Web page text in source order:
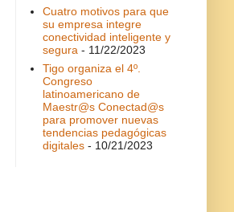
Cuatro motivos para que
su empresa integre
conectividad inteligente y
segura - 11/22/2023
Tigo organiza el 4º.
Congreso
latinoamericano de
Maestr@s Conectad@s
para promover nuevas
tendencias pedagógicas
digitales- 10/21/2023